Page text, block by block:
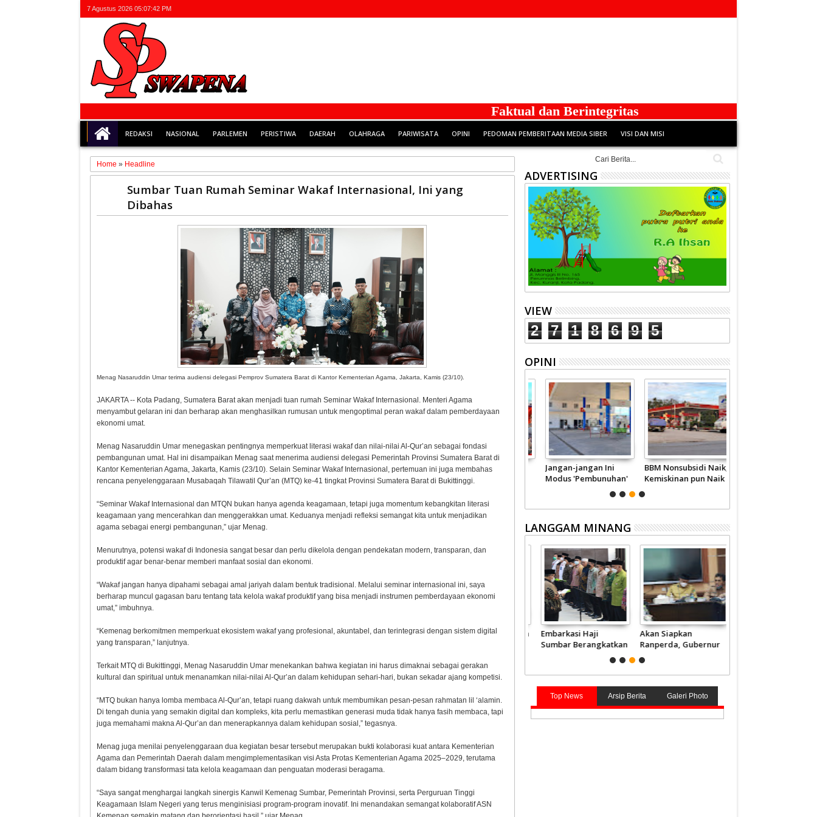
7 Agustus 2026 05:07:43 PM
Faktual dan Berintegritas
REDAKSI NASIONAL PARLEMEN PERISTIWA DAERAH OLAHRAGA PARIWISATA OPINI PEDOMAN PEMBERITAAN MEDIA SIBER VISI DAN MISI
Home » Headline
Sumbar Tuan Rumah Seminar Wakaf Internasional, Ini yang
Dibahas
Menag Nasaruddin Umar terima audiensi delegasi Pemprov Sumatera Barat di Kantor Kementerian Agama, Jakarta, Kamis (23/10).
JAKARTA -- Kota Padang, Sumatera Barat akan menjadi tuan rumah Seminar Wakaf Internasional. Menteri Agama
menyambut gelaran ini dan berharap akan menghasilkan rumusan untuk mengoptimal peran wakaf dalam pemberdayaan
ekonomi umat.
Menag Nasaruddin Umar menegaskan pentingnya memperkuat literasi wakaf dan nilai-nilai Al-Qur’an sebagai fondasi
pembangunan umat. Hal ini disampaikan Menag saat menerima audiensi delegasi Pemerintah Provinsi Sumatera Barat di
Kantor Kementerian Agama, Jakarta, Kamis (23/10). Selain Seminar Wakaf Internasional, pertemuan ini juga membahas
rencana penyelenggaraan Musabaqah Tilawatil Qur’an (MTQ) ke-41 tingkat Provinsi Sumatera Barat di Bukittinggi.
“Seminar Wakaf Internasional dan MTQN bukan hanya agenda keagamaan, tetapi juga momentum kebangkitan literasi
keagamaan yang mencerahkan dan menggerakkan umat. Keduanya menjadi refleksi semangat kita untuk menjadikan
agama sebagai energi pembangunan,” ujar Menag.
Menurutnya, potensi wakaf di Indonesia sangat besar dan perlu dikelola dengan pendekatan modern, transparan, dan
produktif agar benar-benar memberi manfaat sosial dan ekonomi.
“Wakaf jangan hanya dipahami sebagai amal jariyah dalam bentuk tradisional. Melalui seminar internasional ini, saya
berharap muncul gagasan baru tentang tata kelola wakaf produktif yang bisa menjadi instrumen pemberdayaan ekonomi
umat,” imbuhnya.
“Kemenag berkomitmen memperkuat ekosistem wakaf yang profesional, akuntabel, dan terintegrasi dengan sistem digital
yang transparan,” lanjutnya.
Terkait MTQ di Bukittinggi, Menag Nasaruddin Umar menekankan bahwa kegiatan ini harus dimaknai sebagai gerakan
kultural dan spiritual untuk menanamkan nilai-nilai Al-Qur’an dalam kehidupan sehari-hari, bukan sekadar ajang kompetisi.
“MTQ bukan hanya lomba membaca Al-Qur’an, tetapi ruang dakwah untuk membumikan pesan-pesan rahmatan lil ‘alamin.
Di tengah dunia yang semakin digital dan kompleks, kita perlu memastikan generasi muda tidak hanya fasih membaca, tapi
juga memahami makna Al-Qur’an dan menerapkannya dalam kehidupan sosial,” tegasnya.
Menag juga menilai penyelenggaraan dua kegiatan besar tersebut merupakan bukti kolaborasi kuat antara Kementerian
Agama dan Pemerintah Daerah dalam mengimplementasikan visi Asta Protas Kementerian Agama 2025–2029, terutama
dalam bidang transformasi tata kelola keagamaan dan penguatan moderasi beragama.
“Saya sangat menghargai langkah sinergis Kanwil Kemenag Sumbar, Pemerintah Provinsi, serta Perguruan Tinggi
Keagamaan Islam Negeri yang terus menginisiasi program-program inovatif. Ini menandakan semangat kolaboratif ASN
ADVERTISING
VIEW
2 7 1 8 6 9 5
OPINI
Harapan kepada
Kepala BGN yang Baru
Menyelamatkan
Negeri Ini dari
Pariwisata Sumbar
Perlu Satu Visi
Masyarakat
Kepercayaan Publik
terhadap Polri
Jangan-jangan Ini
Modus 'Pembunuhan'
BBM Nonsubsidi Naik,
Kemiskinan pun Naik
LANGGAM MINANG
Inflasi Sumbar Turun
Takziah ke Kediaman
Doakan Eril Syahid
JCH Kloter Pertama
Suci
Pemprov Sumbar akan
Embarkasi Haji
Sumbar Berangkatkan
2.840 Jemaah Mulai 4
Akan Siapkan
Ranperda, Gubernur
Mahyeldi Sebut Kata
Kunci Soal Gambir
Top News Arsip Berita Galeri Photo